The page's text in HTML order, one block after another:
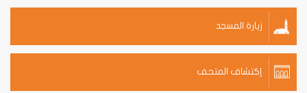
زيارة المسجد
إكتشاف المتحف